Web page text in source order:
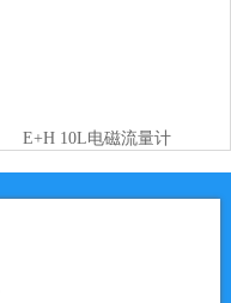
E+H 10L电磁流量计